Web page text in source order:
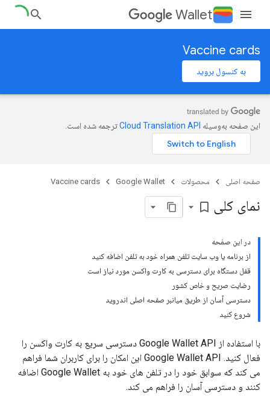
Wallet
Vaccine cards
به کنسول بروید
این صفحه به‌وسیله ترجمه شده است.
صفحه اصلی محصولات Google Wallet
Vaccine cards
نمای کلی bookmark_border
در این صفحه
از برنامه یا وب سایت تلفن همراه خود به تلفن اضافه کنید
قفل دستگاه برای دسترسی به کارت واکسن مورد نیاز است
رضایت صریح و خاص کشور
دسترسی آسان از طریق میانبر صفحه اصلی اندروید
شروع کنید
با استفاده از Google Wallet API دسترسی سریع به کارت واکسن را
فعال کنید. Google Wallet API این امکان را برای کاربران شما فراهم
می کند که سوابق خود را در تلفن های خود به Google Wallet اضافه
کنند و دسترسی آسان را فراهم می کند.